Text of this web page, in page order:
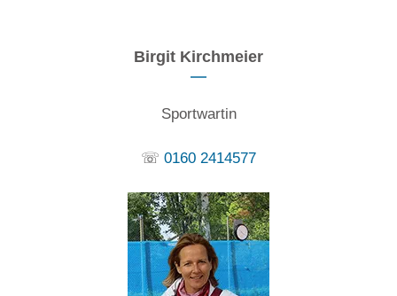
Birgit Kirchmeier
Sportwartin
☏ 0160 2414577